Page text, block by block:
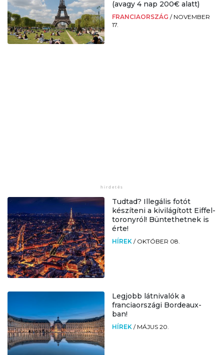
(avagy 4 nap 200€ alatt)
FRANCIAORSZÁG / NOVEMBER
17.
Tudtad? Illegális fotót
készíteni a kivilágított Eiffel-
toronyról! Büntethetnek is
érte!
HÍREK / OKTÓBER 08.
Legjobb látnivalók a
franciaországi Bordeaux-
ban!
HÍREK / MÁJUS 20.